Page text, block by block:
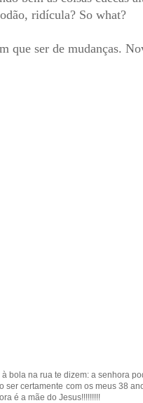
ridícula? So what?
que ser de mudanças.
bola na rua te dizem: a senhora
certamente com os meus 38
é a mãe do Jesus!!!!!!!!!